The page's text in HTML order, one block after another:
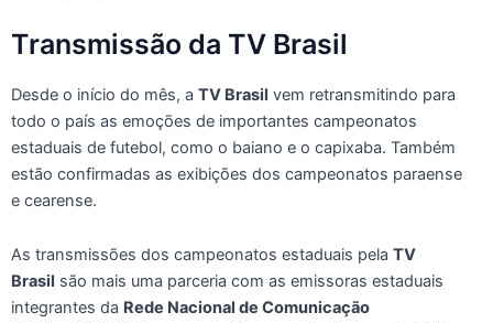
Transmissão da TV Brasil
Desde o início do mês, a TV Brasil vem retransmitindo para
todo o país as emoções de importantes campeonatos
estaduais de futebol, como o baiano e o capixaba. Também
estão confirmadas as exibições dos campeonatos paraense
e cearense.
As transmissões dos campeonatos estaduais pela TV
Brasil são mais uma parceria com as emissoras estaduais
integrantes da Rede Nacional de Comunicação